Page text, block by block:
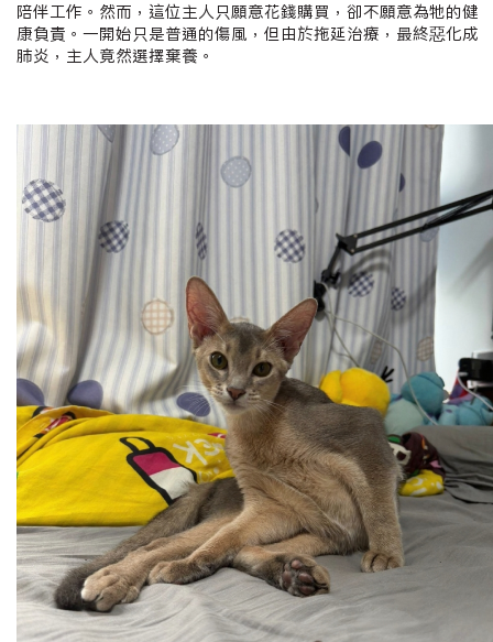
陪伴工作。然而，這位主人只願意花錢購買，卻不願意為牠的健
康負責。一開始只是普通的傷風，但由於拖延治療，最終惡化成
肺炎，主人竟然選擇棄養。